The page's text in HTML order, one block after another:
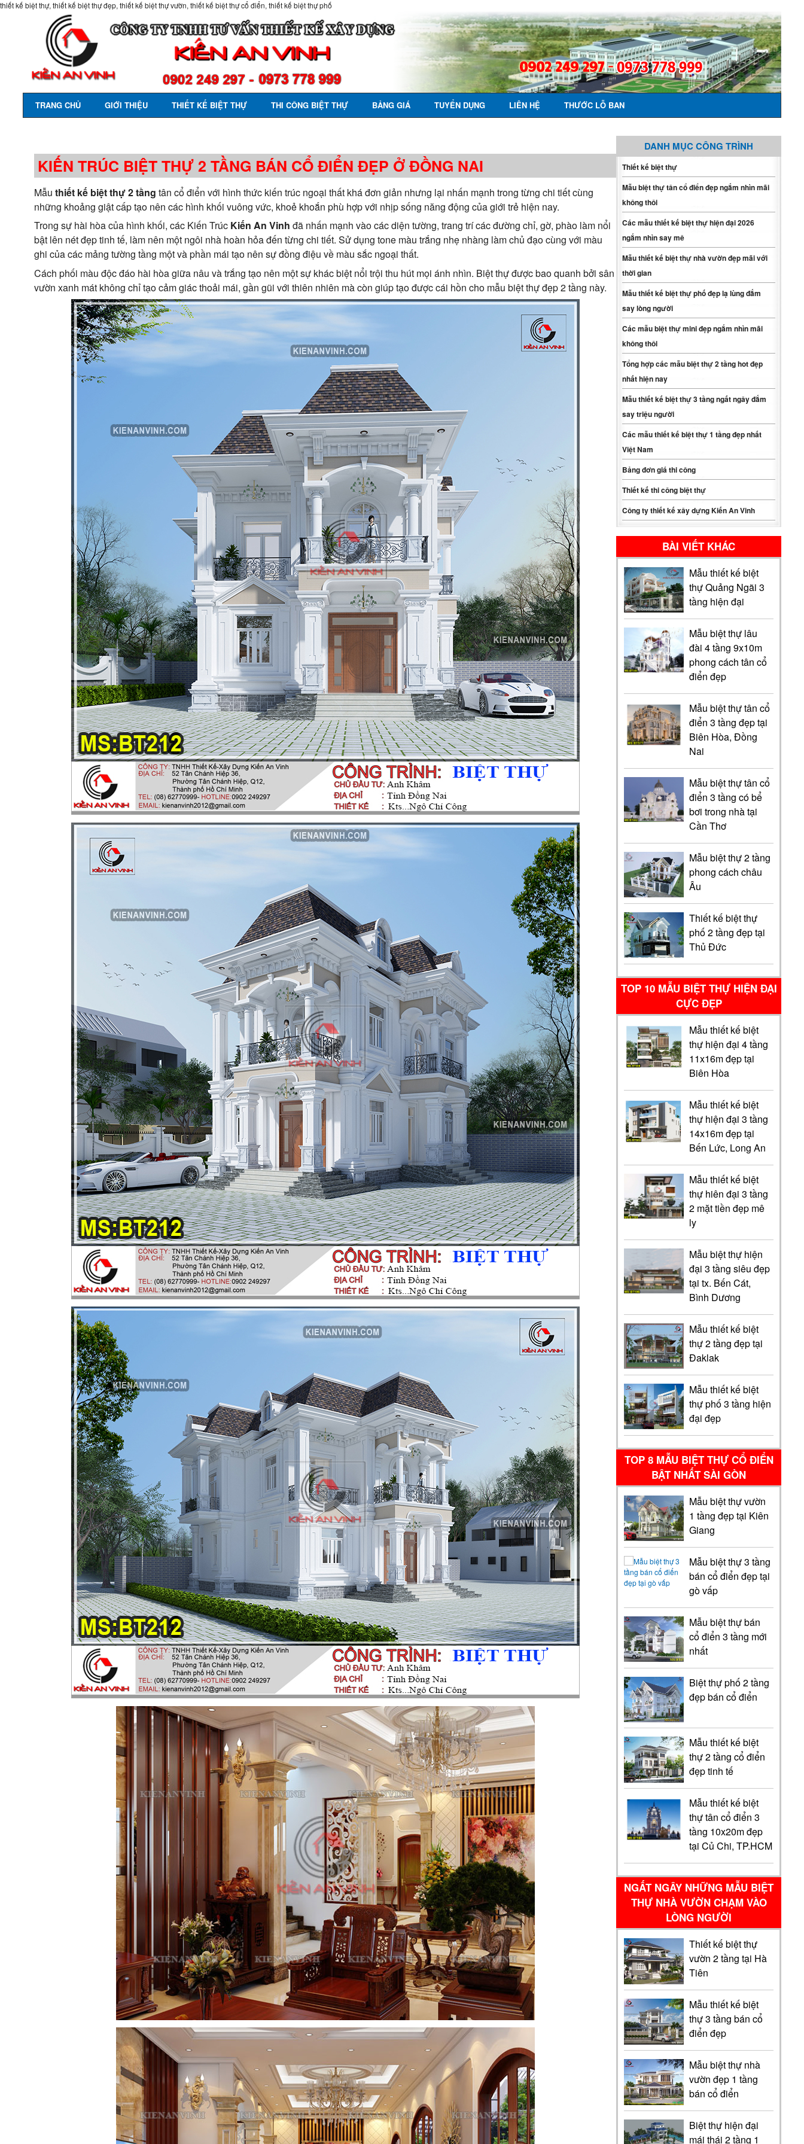
thiết kế biệt thự, thiết kế biệt thự đẹp, thiết kế biệt thự vườn, thiết kế biệt thự cổ điển, thiết kế biệt thự phố
TRANG CHỦ GIỚI THIỆU THIẾT KẾ BIỆT THỰ THI CÔNG BIỆT THỰ BẢNG GIÁ TUYỂN DỤNG LIÊN HỆ THƯỚC LỖ BAN
DANH MỤC CÔNG TRÌNH
Thiết kế biệt thự
Mẫu biệt thự tân cổ điển đẹp ngắm nhìn mãi
không thôi
Các mẫu thiết kế biệt thự hiện đại 2026
ngắm nhìn say mê
Mẫu thiết kế biệt thự nhà vườn đẹp mãi với
thời gian
Mẫu thiết kế biệt thự phố đẹp lạ lùng đắm
say lòng người
Các mẫu biệt thự mini đẹp ngắm nhìn mãi
không thôi
Tổng hợp các mẫu biệt thự 2 tầng hot đẹp
nhất hiện nay
Mẫu thiết kế biệt thự 3 tầng ngất ngây đắm
say triệu người
Các mẫu thiết kế biệt thự 1 tầng đẹp nhất
Việt Nam
Bảng đơn giá thi công
Thiết kế thi công biệt thự
Công ty thiết kế xây dựng Kiến An Vinh
BÀI VIẾT KHÁC
Mẫu thiết kế biệt
thự Quảng Ngãi 3
tầng hiện đại
Mẫu biệt thự lâu
đài 4 tầng 9x10m
phong cách tân cổ
điển đẹp
Mẫu biệt thự tân cổ
điển 3 tầng đẹp tại
Biên Hòa, Đồng
Nai
Mẫu biệt thự tân cổ
điển 3 tầng có bể
bơi trong nhà tại
Cần Thơ
Mẫu biệt thự 2 tầng
phong cách châu
Âu
Thiết kế biệt thự
phố 2 tầng đẹp tại
Thủ Đức
TOP 10 MẪU BIỆT THỰ HIỆN ĐẠI
CỰC ĐẸP
Mẫu thiết kế biệt
thự hiện đại 4 tầng
11x16m đẹp tại
Biên Hòa
Mẫu thiết kế biệt
thự hiện đại 3 tầng
14x16m đẹp tại
Bến Lức, Long An
Mẫu thiết kế biệt
thự hiên đại 3 tầng
2 mặt tiền đẹp mê
ly
Mẫu biệt thự hiện
đại 3 tầng siêu đẹp
tại tx. Bến Cát,
Bình Dương
Mẫu thiết kế biệt
thự 2 tầng đẹp tại
Đaklak
Mẫu thiết kế biệt
thự phố 3 tầng hiện
đại đẹp
TOP 8 MẪU BIỆT THỰ CỔ ĐIỂN
BẬT NHẤT SÀI GÒN
Mẫu biệt thự vườn
1 tầng đẹp tại Kiên
Giang
Mẫu biệt thự 3 tầng
bán cổ điển đẹp tại
gò vấp
Mẫu biệt thự bán
cổ điển 3 tầng mới
nhất
Biệt thự phố 2 tầng
đẹp bán cổ điển
Mẫu thiết kế biệt
thự 2 tầng cổ điển
đẹp tinh tế
Mẫu thiết kế biệt
thự tân cổ điển 3
tầng 10x20m đẹp
tại Củ Chi, TP.HCM
NGẤT NGÂY NHỮNG MẪU BIỆT
THỰ NHÀ VƯỜN CHẠM VÀO
LÒNG NGƯỜI
Thiết kế biệt thự
vườn 2 tầng tại Hà
Tiên
Mẫu thiết kế biệt
thự 3 tầng bán cổ
điển đẹp
Mẫu biệt thự nhà
vườn đẹp 1 tầng
bán cổ điển
Biệt thự hiện đại
mái thái 2 tầng 1
KIẾN TRÚC BIỆT THỰ 2 TẦNG BÁN CỔ ĐIỂN ĐẸP Ở ĐỒNG NAI
Mẫuthiết kế biệt thự 2 tầng tân cổ điển với hình thức kiến trúc ngoại thất khá đơn giản nhưng lại nhấn mạnh trong từng chi tiết cùng
những khoảng giật cấp tạo nên các hình khối vuông vức, khoẻ khoắn phù hợp với nhịp sống năng động của giới trẻ hiện nay.
Trong sự hài hòa của hình khối, các Kiến Trúc Kiến An Vinh đã nhấn mạnh vào các diện tường, trang trí các đường chỉ, gờ, phào làm nổi
bật lên nét đẹp tinh tế, làm nên một ngôi nhà hoàn hỏa đến từng chi tiết. Sử dụng tone màu trắng nhẹ nhàng làm chủ đạo cùng với màu
ghi của các mảng tường tầng một và phần mái tạo nên sự đồng điệu về màu sắc ngoại thất.
Cách phối màu độc đáo hài hòa giữa nâu và trắng tạo nên một sự khác biệt nổi trội thu hút mọi ánh nhìn. Biệt thự được bao quanh bởi sân
vườn xanh mát không chỉ tạo cảm giác thoải mái, gần gũi với thiên nhiên mà còn giúp tạo được cái hồn cho mẫu biệt thự đẹp 2 tầng này.